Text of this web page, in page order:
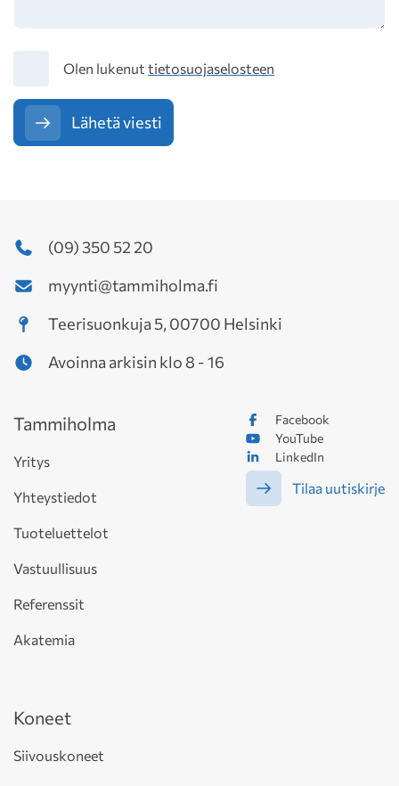
TietosuojaOlen lukenut tietosuojaselosteen
Lähetä viesti
(09) 350 52 20
myynti@tammiholma.fi
Teerisuonkuja 5, 00700 Helsinki
Avoinna arkisin klo 8 - 16
Facebook
YouTube
LinkedIn
Tilaa uutiskirje
Tammiholma
Yritys
Yhteystiedot
Tuoteluettelot
Vastuullisuus
Referenssit
Akatemia
Koneet
Siivouskoneet